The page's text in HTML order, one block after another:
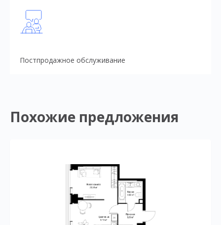
Постпродажное обслуживание
Похожие предложения